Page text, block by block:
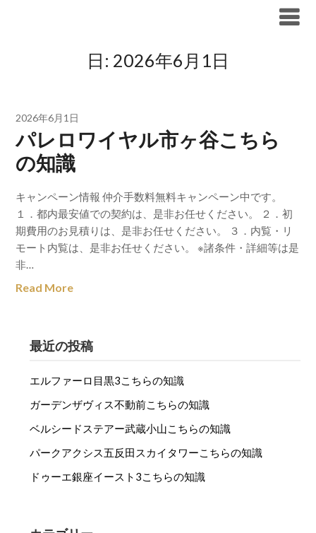
日: 2026年6月1日
2026年6月1日
パレロワイヤル市ヶ谷こちら
の知識
キャンペーン情報 仲介手数料無料キャンペーン中です。
１．都内最安値での契約は、是非お任せください。 ２．初
期費用のお見積りは、是非お任せください。 ３．内覧・リ
モート内覧は、是非お任せください。 ※諸条件・詳細等は是
非…
Read More
最近の投稿
エルファーロ目黒3こちらの知識
ガーデンザヴィス不動前こちらの知識
ベルシードステアー武蔵小山こちらの知識
パークアクシス五反田スカイタワーこちらの知識
ドゥーエ銀座イースト3こちらの知識